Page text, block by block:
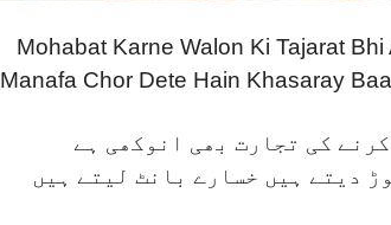
Mohabat Karne Walon Ki Tajarat Bhi
Manafa Chor Dete Hain Khasaray
کی تجارت بھی انوکھی ہے
دیتے ہیں خسارے بانٹ لیتے ہیں